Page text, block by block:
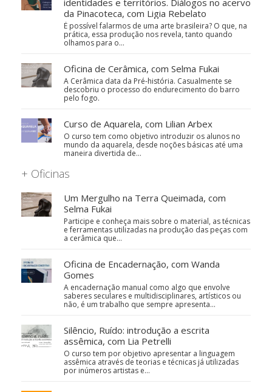
da Pinacoteca, com Ligia Rebelato
É possível falarmos de uma arte brasileira? O que, na
prática, essa produção nos revela, tanto quando
olhamos para o…
Oficina de Cerâmica, com Selma Fukai
A Cerâmica data da Pré-história. Casualmente se
descobriu o processo do endurecimento do barro
pelo fogo.
Curso de Aquarela, com Lilian Arbex
O curso tem como objetivo introduzir os alunos no
mundo da aquarela, desde noções básicas até uma
maneira divertida de…
+ Oficinas
Um Mergulho na Terra Queimada, com
Selma Fukai
Participe e conheça mais sobre o material, as técnicas
e ferramentas utilizadas na produção das peças com
a cerâmica que…
Oficina de Encadernação, com Wanda
Gomes
A encadernação manual como algo que envolve
saberes seculares e multidisciplinares, artísticos ou
não, é um trabalho que sempre apresenta…
Silêncio, Ruído: introdução a escrita
assêmica, com Lia Petrelli
O curso tem por objetivo apresentar a linguagem
assêmica através de teorias e técnicas já utilizadas
por inúmeros artistas e…